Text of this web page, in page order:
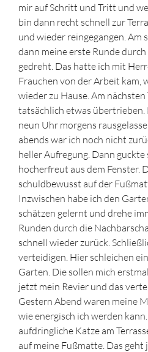
mir auf Schritt und Tritt und
bin dann recht schnell zur
und wieder reingegangen. Am
dann meine erste Runde
gedreht. Das hatte ich mit
Frauchen von der Arbeit kam,
wieder zu Hause. Am
tatsächlich etwas übertrieben.
neun Uhr morgens
abends war ich noch nicht
heller Aufregung. Dann guckte
hocherfreut aus dem Fenster.
schuldbewusst auf der
Inzwischen habe ich den
schätzen gelernt und drehe
Runden durch die
schnell wieder zurück.
verteidigen. Hier schleichen
Garten. Die sollen mich
jetzt mein Revier und das
Gestern Abend waren meine
wie energisch ich werden
aufdringliche Katze am
auf meine Fußmatte. Das geht